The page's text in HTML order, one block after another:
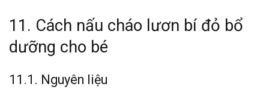
11. Cách nấu cháo lươn bí đỏ bổ
dưỡng cho bé
11.1. Nguyên liệu